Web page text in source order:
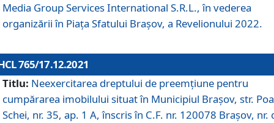
Media Group Services International S.R.L., în vederea
organizării în Piața Sfatului Brașov, a Revelionului 2022.
765/17.12.2021
Titlu: Neexercitarea dreptului de preemţiune pentru
cumpărarea imobilului situat în Municipiul Braşov, str.
Schei, nr. 35, ap. 1 A, înscris în C.F. nr. 120078 Brașov, nr.